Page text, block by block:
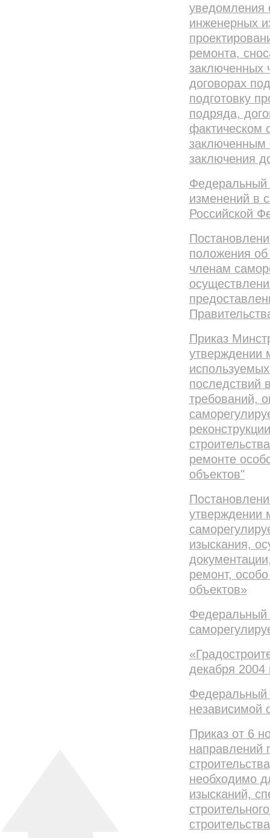
уведомления
инженерных
ремонта,
заключенных
договорах
подготовку
подряда,
фактическом
заключенным
заключения
Федеральный
изменений в
Российской
положения
членам
Приказ
утверждении
последствий
требований,
ремонте
объектов"
утверждении
изыскания,
ремонт,
объектов»
Федеральный
декабря
независимой
Приказ от 6
направлений
необходимо
изысканий,